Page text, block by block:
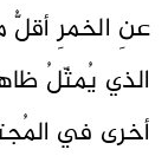
عنِ الخمرِ أقلُّ
الذي يُمثّلُ
أخرى في